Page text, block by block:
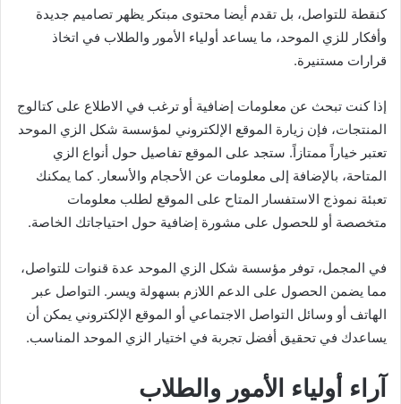
كنقطة للتواصل، بل تقدم أيضا محتوى مبتكر يظهر تصاميم جديدة
وأفكار للزي الموحد، ما يساعد أولياء الأمور والطلاب في اتخاذ
قرارات مستنيرة.
إذا كنت تبحث عن معلومات إضافية أو ترغب في الاطلاع على كتالوج
المنتجات، فإن زيارة الموقع الإلكتروني لمؤسسة شكل الزي الموحد
تعتبر خياراً ممتازاً. ستجد على الموقع تفاصيل حول أنواع الزي
المتاحة، بالإضافة إلى معلومات عن الأحجام والأسعار. كما يمكنك
تعبئة نموذج الاستفسار المتاح على الموقع لطلب معلومات
متخصصة أو للحصول على مشورة إضافية حول احتياجاتك الخاصة.
في المجمل، توفر مؤسسة شكل الزي الموحد عدة قنوات للتواصل،
مما يضمن الحصول على الدعم اللازم بسهولة ويسر. التواصل عبر
الهاتف أو وسائل التواصل الاجتماعي أو الموقع الإلكتروني يمكن أن
يساعدك في تحقيق أفضل تجربة في اختيار الزي الموحد المناسب.
آراء أولياء الأمور والطلاب